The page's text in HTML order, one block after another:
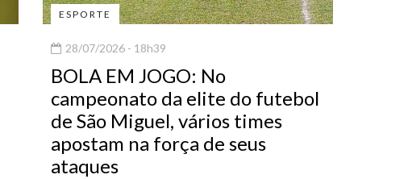
ESPORTE
28/07/2026 - 18h39
BOLA EM JOGO: No
campeonato da elite do futebol
de São Miguel, vários times
apostam na força de seus
ataques